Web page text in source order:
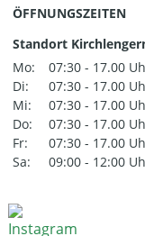
ÖFFNUNGSZEITEN
Standort
Mo:
07:30 - 17.00
Di:
07:30 - 17.00
Mi:
07:30 - 17.00
Do:
07:30 - 17.00
Fr:
07:30 - 17.00
Sa:
09:00 - 12:00